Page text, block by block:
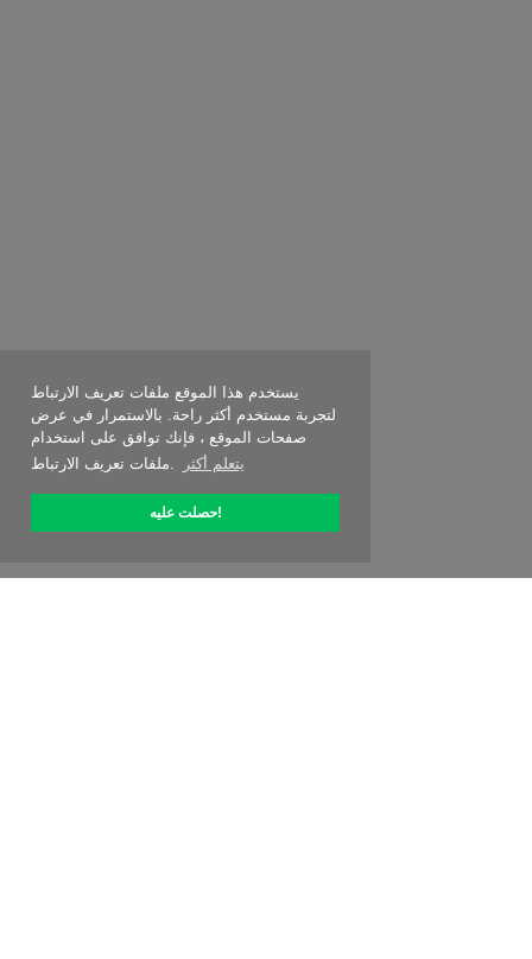
يستخدم هذا الموقع ملفات تعريف الارتباط
لتجربة مستخدم أكثر راحة. بالاستمرار في عرض
صفحات الموقع ، فإنك توافق على استخدام
ملفات تعريف الارتباط.
يتعلم أكثر
حصلت عليه!